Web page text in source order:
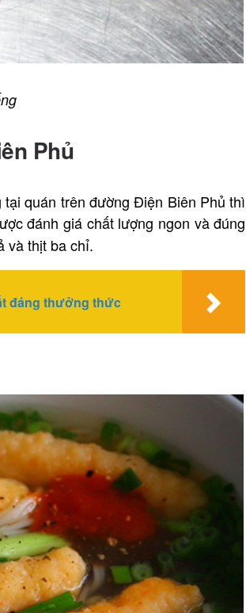
Phủ
quán trên đường Điện Biên Phủ thì
đánh giá chất lượng ngon và đúng
và thịt ba chỉ.
đáng thưởng thức